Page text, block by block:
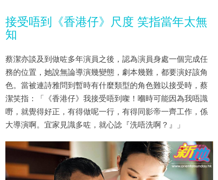
接受唔到《香港仔》尺度 笑指當年太無
知
蔡潔亦談及到做咗多年演員之後，認為演員身處一個完成任
務的位置，她說無論導演幾變態，劇本幾難，都要演好該角
色。當被連詩雅問到暫時有什麼類型的角色難以接受時，蔡
潔笑指：「《香港仔》我接受唔到㗎！嗰時可能因為我唔識
嘢，就覺得好正，有得做呢一行，有得同影帝一齊工作，係
大導演啊。宜家見識多咗，就心諗『洗唔洗啊？』」